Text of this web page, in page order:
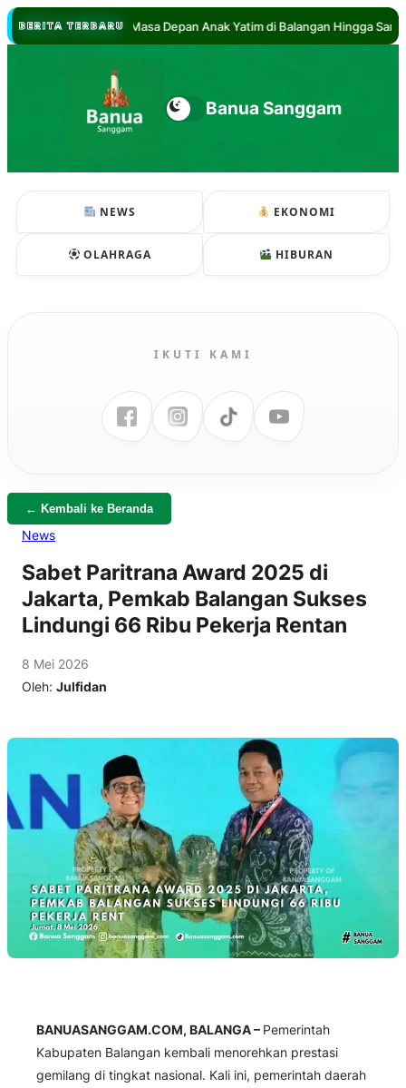
BERITA TERBARU
Hadi Jamin Masa Depan Anak Yatim di Balangan Hingga Sarjana //
Banua Sanggam
NEWS EKONOMI
OLAHRAGA HIBURAN
IKUTI KAMI
← Kembali ke Beranda
News
Sabet Paritrana Award 2025 di
Jakarta, Pemkab Balangan Sukses
Lindungi 66 Ribu Pekerja Rentan
8 Mei 2026
Oleh: Julfidan
BANUASANGGAM.COM, BALANGA – Pemerintah
Kabupaten Balangan kembali menorehkan prestasi
gemilang di tingkat nasional. Kali ini, pemerintah daerah